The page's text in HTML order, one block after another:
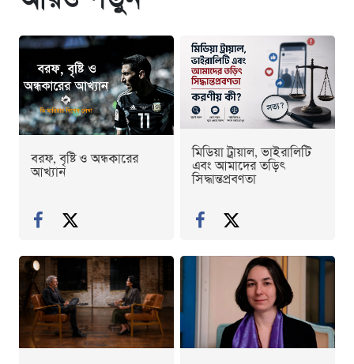
বরফ, বৃষ্টি ও অন্ধকারের
আখ্যান
মিডিয়া ট্রায়াল, ভাইরালিটি
এবং আমাদের তড়িৎ
সিদ্ধান্তপ্রবণতা